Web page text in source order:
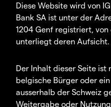
Diese Website wird von
Bank SA ist unter der
1204 Genf registriert, von
unterliegt deren Aufsicht.
Der Inhalt dieser Seite ist
belgische Bürger oder
ausserhalb der Schweiz
Weitergabe oder